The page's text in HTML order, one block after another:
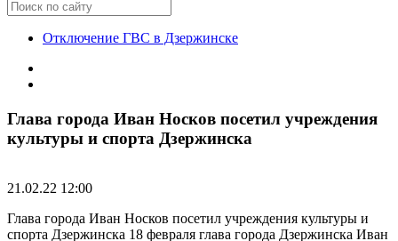
Отключение ГВС в Дзержинске
Глава города Иван Носков посетил учреждения
культуры и спорта Дзержинска
21.02.22 12:00
Глава города Иван Носков посетил учреждения культуры и
спорта Дзержинска 18 февраля глава города Дзержинска Иван